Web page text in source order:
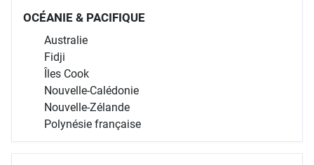
OCÉANIE & PACIFIQUE
Australie
Fidji
Îles Cook
Nouvelle-Calédonie
Nouvelle-Zélande
Polynésie française